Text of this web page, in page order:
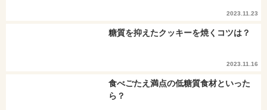
2023.11.23
糖質を抑えたクッキーを焼くコツは？
2023.11.16
食べごたえ満点の低糖質食材といった
ら？